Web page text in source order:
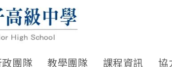
團隊 教學團隊 課程資訊 協